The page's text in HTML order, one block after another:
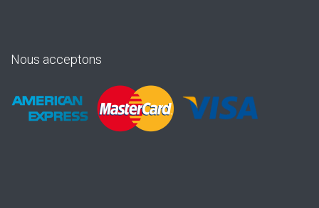
Nous acceptons